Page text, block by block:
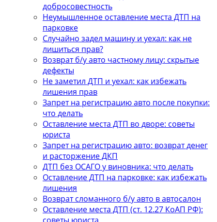
добросовестность
Неумышленное оставление места ДТП на
парковке
Случайно задел машину и уехал: как не
лишиться прав?
Возврат б/у авто частному лицу: скрытые
дефекты
Не заметил ДТП и уехал: как избежать
лишения прав
Запрет на регистрацию авто после покупки:
что делать
Оставление места ДТП во дворе: советы
юриста
Запрет на регистрацию авто: возврат денег
и расторжение ДКП
ДТП без ОСАГО у виновника: что делать
Оставление ДТП на парковке: как избежать
лишения
Возврат сломанного б/у авто в автосалон
Оставление места ДТП (ст. 12.27 КоАП РФ):